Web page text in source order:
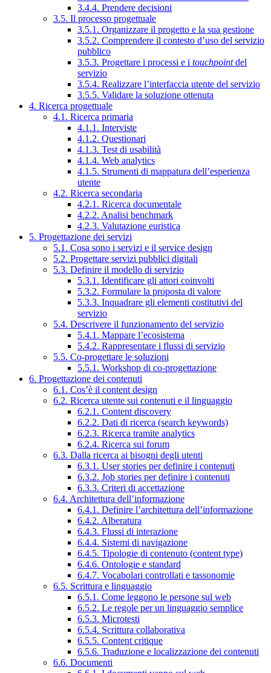
3.4.4. Prendere decisioni
3.5. Il processo progettuale
3.5.1. Organizzare il progetto e la sua gestione
3.5.2. Comprendere il contesto d’uso del servizio
pubblico
3.5.3. Progettare i processi e i touchpointdel
servizio
3.5.4. Realizzare l’interfaccia utente del servizio
3.5.5. Validare la soluzione ottenuta
4. Ricerca progettuale
4.1. Ricerca primaria
4.1.1. Interviste
4.1.2. Questionari
4.1.3. Test di usabilità
4.1.4. Web analytics
4.1.5. Strumenti di mappatura dell’esperienza
utente
4.2. Ricerca secondaria
4.2.1. Ricerca documentale
4.2.2. Analisi benchmark
4.2.3. Valutazione euristica
5. Progettazione dei servizi
5.1. Cosa sono i servizi e il service design
5.2. Progettare servizi pubblici digitali
5.3. Definire il modello di servizio
5.3.1. Identificare gli attori coinvolti
5.3.2. Formulare la proposta di valore
5.3.3. Inquadrare gli elementi costitutivi del
servizio
5.4. Descrivere il funzionamento del servizio
5.4.1. Mappare l’ecosistema
5.4.2. Rappresentare i flussi di servizio
5.5. Co-progettare le soluzioni
5.5.1. Workshop di co-progettazione
6. Progettazione dei contenuti
6.1. Cos’è il content design
6.2. Ricerca utente sui contenuti e il linguaggio
6.2.1. Content discovery
6.2.2. Dati di ricerca (search keywords)
6.2.3. Ricerca tramite analytics
6.2.4. Ricerca sui forum
6.3. Dalla ricerca ai bisogni degli utenti
6.3.1. User stories per definire i contenuti
6.3.2. Job stories per definire i contenuti
6.3.3. Criteri di accettazione
6.4. Architettura dell’informazione
6.4.1. Definire l’architettura dell’informazione
6.4.2. Alberatura
6.4.3. Flussi di interazione
6.4.4. Sistemi di navigazione
6.4.5. Tipologie di contenuto (content type)
6.4.6. Ontologie e standard
6.4.7. Vocabolari controllati e tassonomie
6.5. Scrittura e linguaggio
6.5.1. Come leggono le persone sul web
6.5.2. Le regole per un linguaggio semplice
6.5.3. Microtesti
6.5.4. Scrittura collaborativa
6.5.5. Content critique
6.5.6. Traduzione e localizzazione dei contenuti
6.6. Documenti